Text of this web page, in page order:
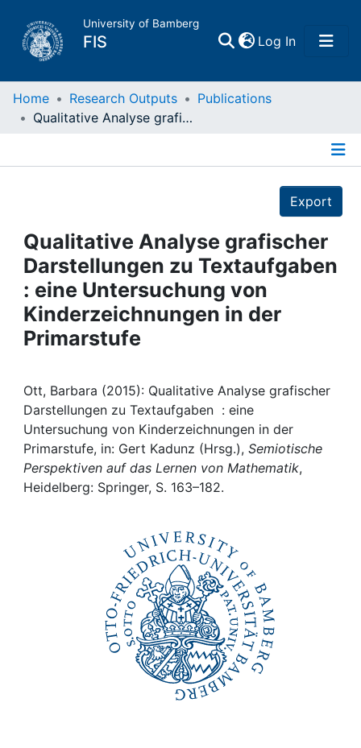
University of Bamberg
FIS Log In(current)
Home
Projects
People
Institutions
My FIS
Help
Home Research Outputs
Publications
Qualitative Analyse grafischer Darstellungen zu Textaufgaben : eine Untersuchung von Kinderzeichnungen in der Primarstufe
Export
Qualitative Analyse grafischer
Darstellungen zu Textaufgaben
: eine Untersuchung von
Kinderzeichnungen in der
Primarstufe
Ott, Barbara (2015): Qualitative Analyse grafischer
Darstellungen zu Textaufgaben : eine
Untersuchung von Kinderzeichnungen in der
Primarstufe, in: Gert Kadunz (Hrsg.), Semiotische
Perspektiven auf das Lernen von Mathematik,
Heidelberg: Springer, S. 163–182.